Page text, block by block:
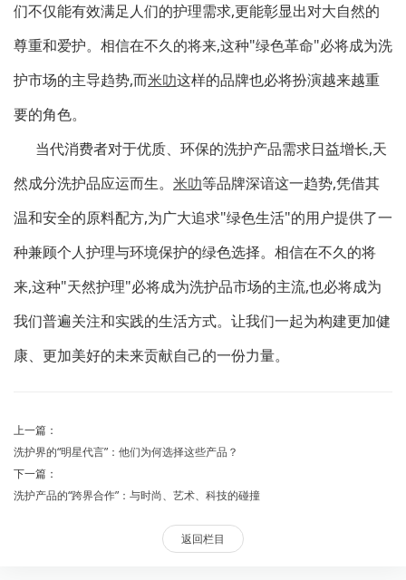
们不仅能有效满足人们的护理需求,更能彰显出对大自然的
尊重和爱护。相信在不久的将来,这种"绿色革命"必将成为洗
护市场的主导趋势,而米叻这样的品牌也必将扮演越来越重
要的角色。
当代消费者对于优质、环保的洗护产品需求日益增长,天
然成分洗护品应运而生。 米叻等品牌深谙这一趋势,凭借其
温和安全的原料配方,为广大追求"绿色生活"的用户提供了一
种兼顾个人护理与环境保护的绿色选择。相信在不久的将
来,这种"天然护理"必将成为洗护品市场的主流,也必将成为
我们普遍关注和实践的生活方式。让我们一起为构建更加健
康、更加美好的未来贡献自己的一份力量。
上一篇：
洗护界的“明星代言”：他们为何选择这些产品？
下一篇：
洗护产品的“跨界合作”：与时尚、艺术、科技的碰撞
返回栏目